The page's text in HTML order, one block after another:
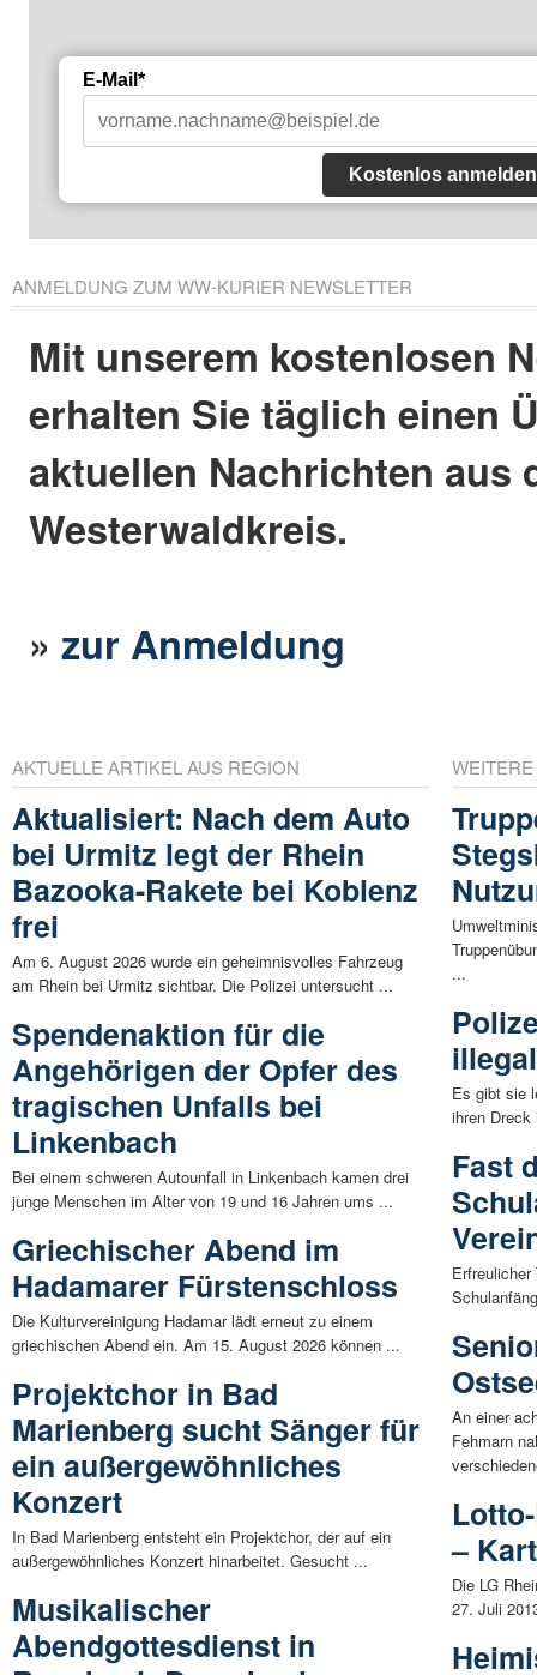
E-Mail*
Kostenlos anmelden
ANMELDUNG ZUM WW-KURIER NEWSLETTER
Mit unserem kostenlosen
erhalten Sie täglich einen
aktuellen Nachrichten aus
Westerwaldkreis.
»zur Anmeldung
AKTUELLE ARTIKEL AUS REGION
Aktualisiert: Nach dem Auto
bei Urmitz legt der Rhein
Bazooka-Rakete bei Koblenz
frei
Am 6. August 2026 wurde ein geheimnisvolles Fahrzeug
am Rhein bei Urmitz sichtbar. Die Polizei untersucht ...
Spendenaktion für die
Angehörigen der Opfer des
tragischen Unfalls bei
Linkenbach
Bei einem schweren Autounfall in Linkenbach kamen drei
junge Menschen im Alter von 19 und 16 Jahren ums ...
Griechischer Abend im
Hadamarer Fürstenschloss
Die Kulturvereinigung Hadamar lädt erneut zu einem
griechischen Abend ein. Am 15. August 2026 können ...
Projektchor in Bad
Marienberg sucht Sänger für
ein außergewöhnliches
Konzert
In Bad Marienberg entsteht ein Projektchor, der auf ein
außergewöhnliches Konzert hinarbeitet. Gesucht ...
Musikalischer
Abendgottesdienst in
...
Es gibt sie
ihren
Fast
An einer
Fehmarn
–
Die LG
27. Juli